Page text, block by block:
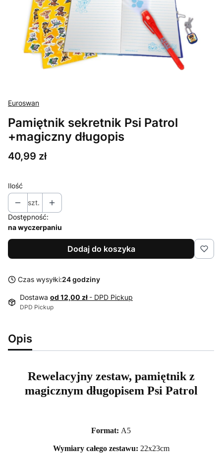
Euroswan
Pamiętnik sekretnik Psi Patrol
+magiczny długopis
Cena
40,99 zł
Ilość
szt.
Dostępność:
na wyczerpaniu
Dodaj do koszyka
Czas wysyłki:24 godziny
Dostawa od 12,00 zł - DPD Pickup
DPD Pickup
Opis
Rewelacyjny zestaw, pamiętnik z
magicznym długopisem Psi Patrol
Format: A5
Wymiary całego zestawu: 22x23cm